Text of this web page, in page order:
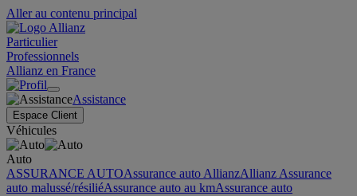
Aller au contenu principal
Particulier
Professionnels
Allianz en France
Assistance
Espace Client
Véhicules
Auto
ASSURANCE AUTOAssurance auto AllianzAllianz Assurance
auto malussé/résiliéAssurance auto au kmAssurance auto